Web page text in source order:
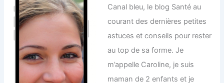
Canal bleu, le blog Santé au
courant des dernières petites
astuces et conseils pour rester
au top de sa forme. Je
m’appelle Caroline, je suis
maman de 2 enfants et je